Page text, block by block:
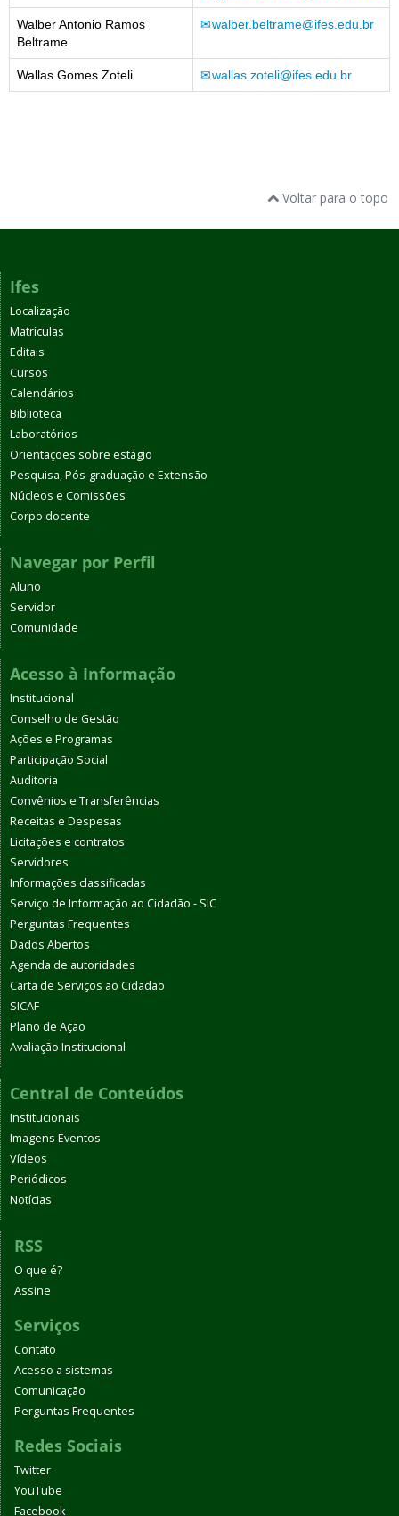
Walber Antonio Ramos
Beltrame
walber.beltrame@ifes.edu.br
Wallas Gomes Zoteli wallas.zoteli@ifes.edu.br
Voltar para o topo
Ifes
Localização
Matrículas
Editais
Cursos
Calendários
Biblioteca
Laboratórios
Orientações sobre estágio
Pesquisa, Pós-graduação e Extensão
Núcleos e Comissões
Corpo docente
Navegar por Perfil
Aluno
Servidor
Comunidade
Acesso à Informação
Institucional
Conselho de Gestão
Ações e Programas
Participação Social
Auditoria
Convênios e Transferências
Receitas e Despesas
Licitações e contratos
Servidores
Informações classificadas
Serviço de Informação ao Cidadão - SIC
Perguntas Frequentes
Dados Abertos
Agenda de autoridades
Carta de Serviços ao Cidadão
SICAF
Plano de Ação
Avaliação Institucional
Central de Conteúdos
Institucionais
Imagens Eventos
Vídeos
Periódicos
Notícias
RSS
O que é?
Assine
Serviços
Contato
Acesso a sistemas
Comunicação
Perguntas Frequentes
Redes Sociais
Twitter
YouTube
Facebook